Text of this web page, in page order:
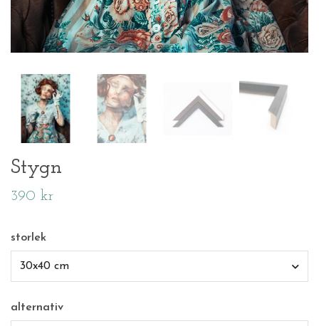
Stygn
390 kr
storlek
30x40 cm
alternativ